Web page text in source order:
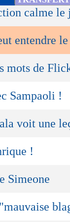
calme le
entendre
mots de
Sampaoli !
voit une
!
Simeone